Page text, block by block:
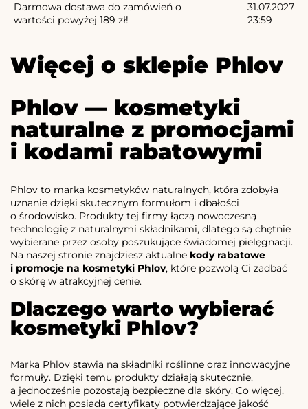
Darmowa dostawa do zamówień o
wartości powyżej 189 zł!
31.07.2027
23:59
Więcej o sklepie Phlov
Phlov — kosmetyki
naturalne z promocjami
i kodami rabatowymi
Phlov to marka kosmetyków naturalnych, która zdobyła
uznanie dzięki skutecznym formułom i dbałości
o środowisko. Produkty tej firmy łączą nowoczesną
technologię z naturalnymi składnikami, dlatego są chętnie
wybierane przez osoby poszukujące świadomej pielęgnacji.
Na naszej stronie znajdziesz aktualne kody rabatowe
i promocje na kosmetyki Phlov, które pozwolą Ci zadbać
o skórę w atrakcyjnej cenie.
Dlaczego warto wybierać
kosmetyki Phlov?
Marka Phlov stawia na składniki roślinne oraz innowacyjne
formuły. Dzięki temu produkty działają skutecznie,
a jednocześnie pozostają bezpieczne dla skóry. Co więcej,
wiele z nich posiada certyfikaty potwierdzające jakość